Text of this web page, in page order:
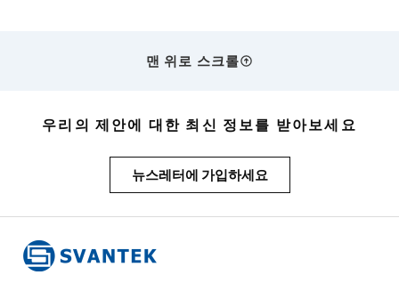
맨 위로 스크롤
우리의 제안에 대한 최신 정보를 받아보세요
뉴스레터에 가입하세요